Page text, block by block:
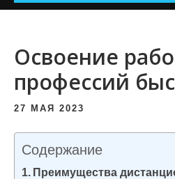
Освоение
профессий
27 МАЯ 2023
Содержание
Преимущества